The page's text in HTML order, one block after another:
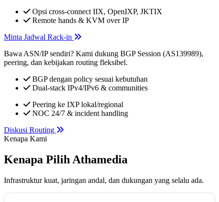
Opsi cross-connect IIX, OpenIXP, JKTIX
Remote hands & KVM over IP
Minta Jadwal Rack-in
Bawa ASN/IP sendiri? Kami dukung BGP Session (AS139989),
peering, dan kebijakan routing fleksibel.
BGP dengan policy sesuai kebutuhan
Dual-stack IPv4/IPv6 & communities
Peering ke IXP lokal/regional
NOC 24/7 & incident handling
Diskusi Routing
Kenapa Kami
Kenapa Pilih Athamedia
Infrastruktur kuat, jaringan andal, dan dukungan yang selalu ada.